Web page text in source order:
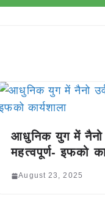
आधुनिक युग में नैनो
महत्वपूर्ण- इफको
August 23, 2025